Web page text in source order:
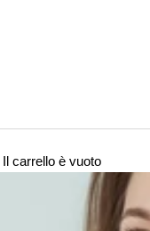
Il carrello è vuoto